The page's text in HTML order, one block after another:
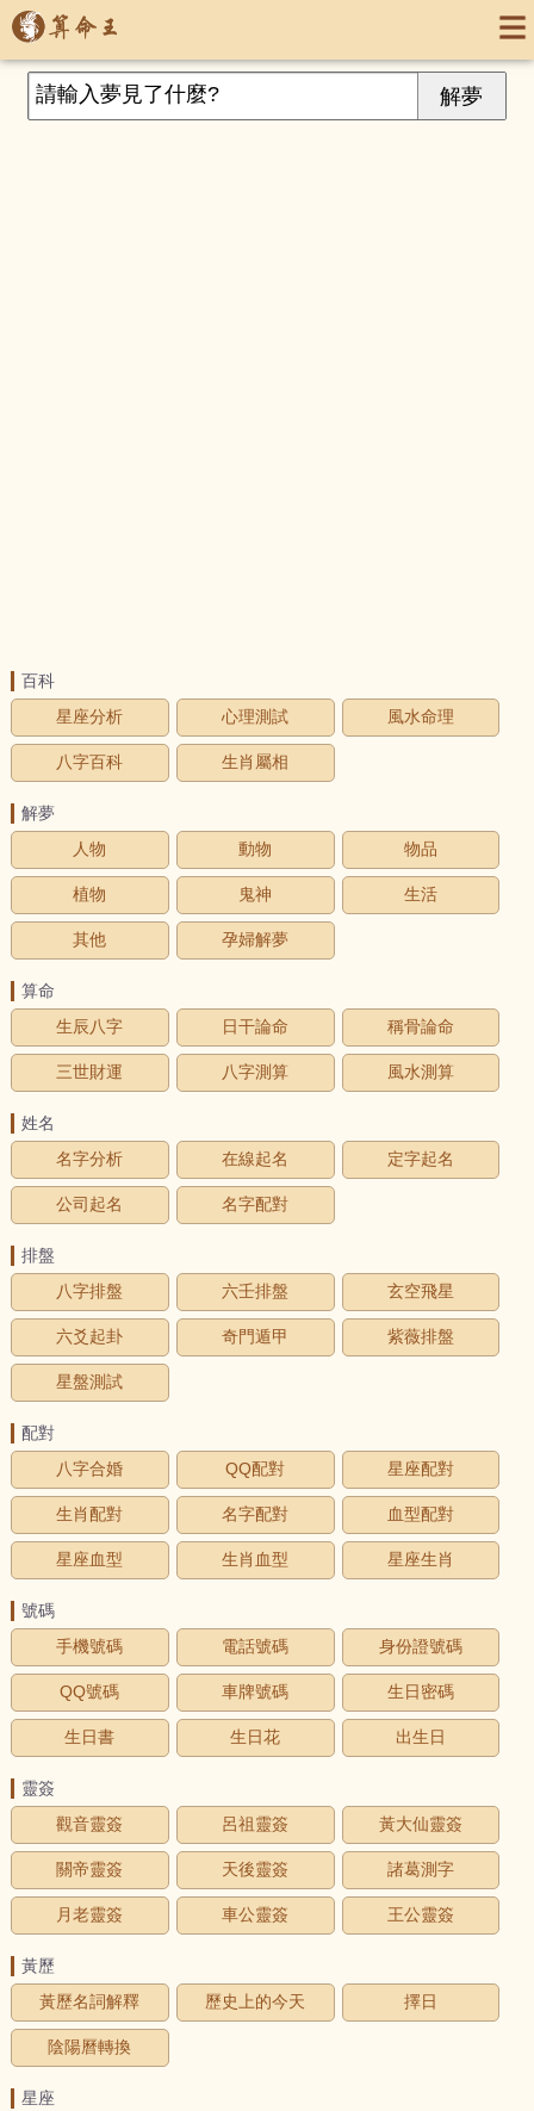
百科
星座分析
心理測試 風水命理
八字百科 生肖屬相
解夢
人物
動物 物品
植物 鬼神 生活
其他 孕婦解夢
算命
生辰八字
日干論命 稱骨論命
三世財運 八字測算 風水測算
姓名
名字分析
在線起名 定字起名
公司起名 名字配對
排盤
八字排盤
六壬排盤 玄空飛星
六爻起卦 奇門遁甲 紫薇排盤
星盤測試
配對
八字合婚
QQ配對 星座配對
生肖配對 名字配對 血型配對
星座血型 生肖血型 星座生肖
號碼
手機號碼
電話號碼 身份證號碼
QQ號碼 車牌號碼 生日密碼
生日書 生日花 出生日
靈簽
觀音靈簽
呂祖靈簽 黃大仙靈簽
關帝靈簽 天後靈簽 諸葛測字
月老靈簽 車公靈簽 王公靈簽
黃歷
黃歷名詞解釋
歷史上的今天 擇日
陰陽曆轉換
星座